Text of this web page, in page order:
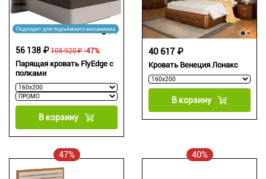
Подходит для подъёмного механизма
Парящая кровать FlyEdge с
полками
105 920 ₽
56 138 ₽ -47%
В корзину
Кровать Венеция Лонакс
40 617 ₽
В корзину
47% 40%